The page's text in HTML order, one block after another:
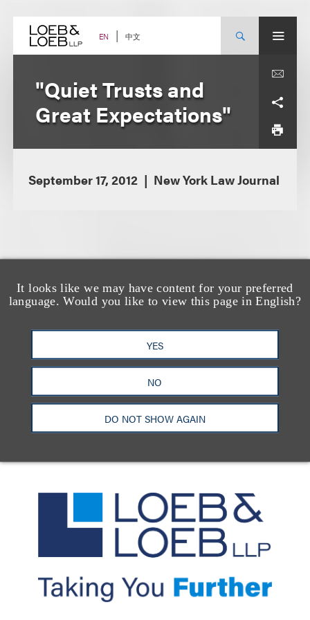
content EN 中文
It looks like we may have content for your preferred
language. Would you like to view this page in English?
YES
NO
DO NOT SHOW AGAIN
"Quiet Trusts and
Great Expectations"
September 17, 2012 New York Law Journal
芝加哥
华盛顿特区
旧金山 泰森斯
代表处
香港
LinkedIn
Facebook X
YouTube
隐私政策 使用条款